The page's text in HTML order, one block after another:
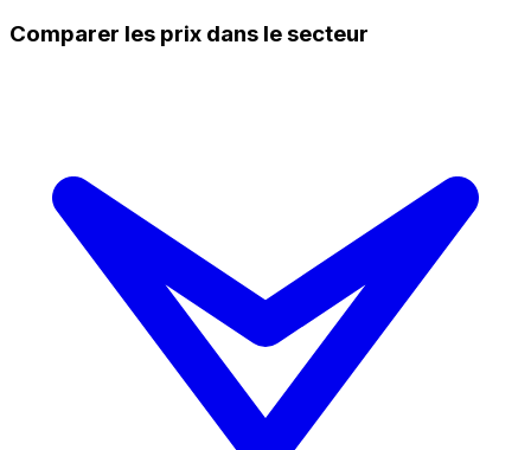
Comparer les prix dans le secteur